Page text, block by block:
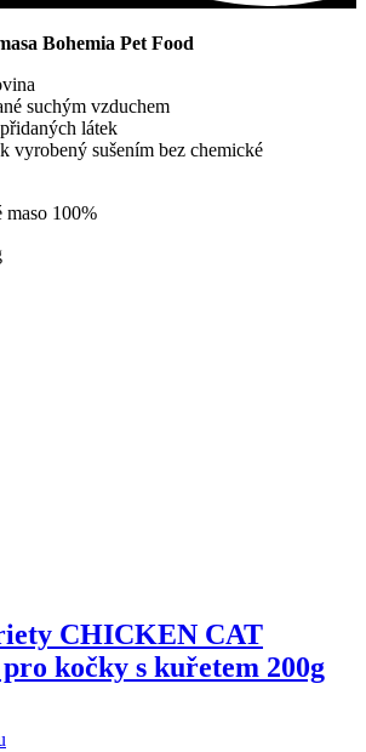
Bohemia Pet Food
suchým vzduchem
látek
vyrobený sušením bez chemické
maso 100%
CHICKEN CAT
kočky s kuřetem 200g